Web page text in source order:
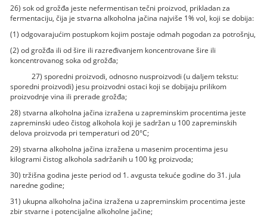
26) sok od grožđa jeste nefermentisan tečni proizvod, prikladan za
fermentaciju, čija je stvarna alkoholna jačina najviše 1% vol, koji se dobija:
(1) odgovarajućim postupkom kojim postaje odmah pogodan za potrošnju,
(2) od grožđa ili od šire ili razređivanjem koncentrovane šire ili
koncentrovanog soka od grožđa;
27) sporedni proizvodi, odnosno nusproizvodi (u daljem tekstu:
sporedni proizvodi) jesu proizvodni ostaci koji se dobijaju prilikom
proizvodnje vina ili prerade grožđa;
28) stvarna alkoholna jačina izražena u zapreminskim procentima jeste
zapreminski udeo čistog alkohola koji je sadržan u 100 zapreminskih
delova proizvoda pri temperaturi od 20°C;
29) stvarna alkoholna jačina izražena u masenim procentima jesu
kilogrami čistog alkohola sadržanih u 100 kg proizvoda;
30) tržišna godina jeste period od 1. avgusta tekuće godine do 31. jula
naredne godine;
31) ukupna alkoholna jačina izražena u zapreminskim procentima jeste
zbir stvarne i potencijalne alkoholne jačine;